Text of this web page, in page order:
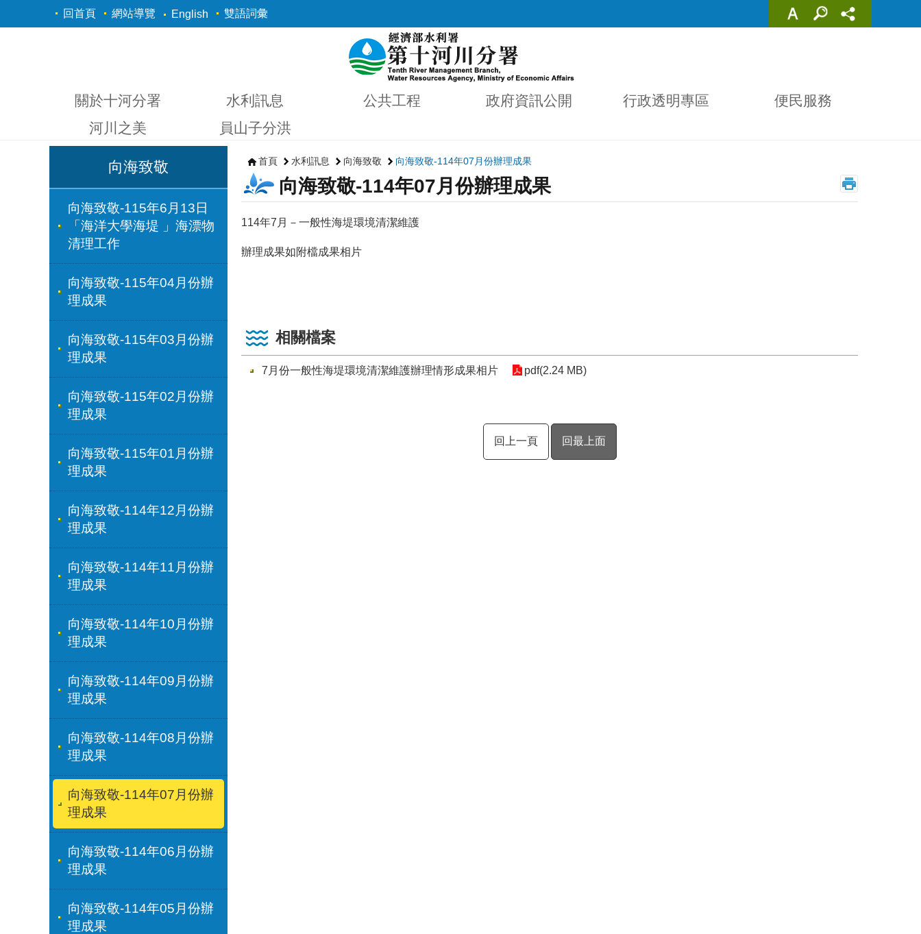
跳到主要內容區塊
回首頁 網站導覽 English 雙語詞彙
關於十河分署 水利訊息 公共工程 政府資訊公開 行政透明專區
便民服務
河川之美
員山子分洪
向海致敬
向海致敬-115年6月13日
「海洋大學海堤 」海漂物
清理工作
向海致敬-115年04月份辦
理成果
向海致敬-115年03月份辦
理成果
向海致敬-115年02月份辦
理成果
向海致敬-115年01月份辦
理成果
向海致敬-114年12月份辦
理成果
向海致敬-114年11月份辦
理成果
向海致敬-114年10月份辦
理成果
向海致敬-114年09月份辦
理成果
向海致敬-114年08月份辦
理成果
向海致敬-114年07月份辦
理成果
向海致敬-114年06月份辦
理成果
向海致敬-114年05月份辦
理成果
首頁 水利訊息 向海致敬 向海致敬-114年07月份辦理成果
向海致敬-114年07月份辦理成果
114年7月－一般性海堤環境清潔維護
辦理成果如附檔成果相片
相關檔案
7月份一般性海堤環境清潔維護辦理情形成果相片 pdf(2.24 MB)
回上一頁 回最上面